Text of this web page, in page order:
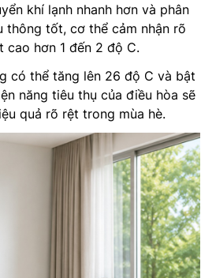
khí lạnh nhanh hơn và phân
thông tốt, cơ thể cảm nhận rõ
hơn 1 đến 2 độ C.
có thể tăng lên 26 độ C và bật
năng tiêu thụ của điều hòa sẽ
quả rõ rệt trong mùa hè.